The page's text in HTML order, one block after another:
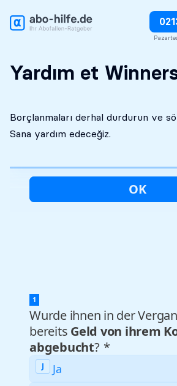
Ücretsiz ilk analiz Kesinlikle gizli
Yardım et
Borçlanmaları derhal durdurun ve
Sana yardım edeceğiz.